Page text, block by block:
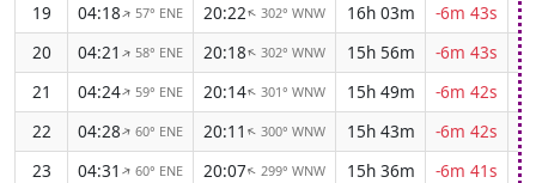
19
04:18↑57° ENE 20:22↑302° WNW 16h 03m
-6m 43s
20
04:21↑58° ENE 20:18↑302° WNW 15h 56m
-6m 43s
21
04:24↑59° ENE 20:14↑301° WNW 15h 49m
-6m 42s
22
04:28↑60° ENE 20:11↑300° WNW 15h 43m
-6m 42s
23
04:31↑60° ENE 20:07↑299° WNW 15h 36m
-6m 41s